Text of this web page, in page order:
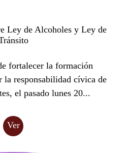
Ley de Alcoholes y Ley de
fortalecer la formación
la responsabilidad cívica de
el pasado lunes 20...
Ver